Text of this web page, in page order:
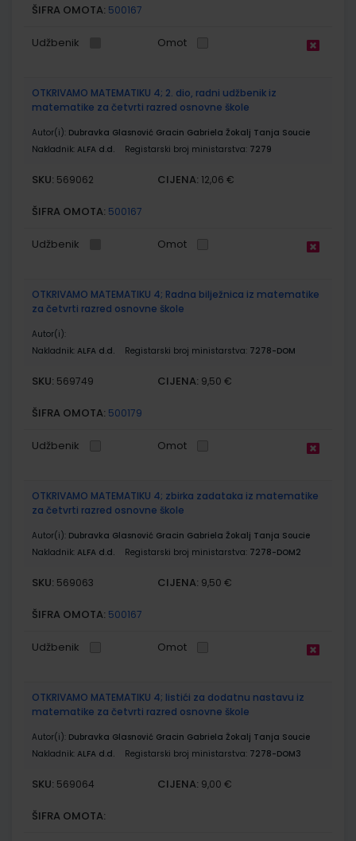
ŠIFRA OMOTA: 500167
Udžbenik Omot
OTKRIVAMO MATEMATIKU 4; 2. dio, radni udžbenik iz
matematike za četvrti razred osnovne škole
Autor(i): Dubravka Glasnović Gracin Gabriela Žokalj Tanja Soucie
Nakladnik: ALFA d.d. Registarski broj ministarstva: 7279
SKU: 569062 CIJENA: 12,06 €
ŠIFRA OMOTA: 500167
Udžbenik Omot
OTKRIVAMO MATEMATIKU 4; Radna bilježnica iz matematike
za četvrti razred osnovne škole
Autor(i):
Nakladnik: ALFA d.d. Registarski broj ministarstva: 7278-DOM
SKU: 569749 CIJENA: 9,50 €
ŠIFRA OMOTA: 500179
Udžbenik Omot
OTKRIVAMO MATEMATIKU 4; zbirka zadataka iz matematike
za četvrti razred osnovne škole
Autor(i): Dubravka Glasnović Gracin Gabriela Žokalj Tanja Soucie
Nakladnik: ALFA d.d. Registarski broj ministarstva: 7278-DOM2
SKU: 569063 CIJENA: 9,50 €
ŠIFRA OMOTA: 500167
Udžbenik Omot
OTKRIVAMO MATEMATIKU 4; listići za dodatnu nastavu iz
matematike za četvrti razred osnovne škole
Autor(i): Dubravka Glasnović Gracin Gabriela Žokalj Tanja Soucie
Nakladnik: ALFA d.d. Registarski broj ministarstva: 7278-DOM3
SKU: 569064 CIJENA: 9,00 €
ŠIFRA OMOTA: